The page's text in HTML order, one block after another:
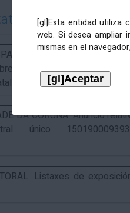
[gl]Esta entidad utiliza
web. Si desea ampliar
mismas en el
Aviso relativo á
Actividades Económicas
de Administración Tributaria.
DA CORUÑA. Anuncio
único
Listaxes de